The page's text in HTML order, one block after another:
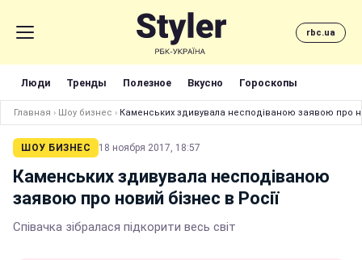
rbc.ua
Люди Тренды Полезное Вкусно Гороскопы
Главная › Шоу бизнес › Каменських здивувала несподіваною заявою про
ШОУ БИЗНЕС 18 ноября 2017, 18:57
Каменських здивувала несподіваною
заявою про новий бізнес в Росії
Співачка зібралася підкорити весь світ